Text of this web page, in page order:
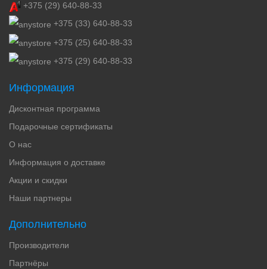
+375 (29) 640-88-33
+375 (33) 640-88-33
+375 (25) 640-88-33
+375 (29) 640-88-33
Информация
Дисконтная программа
Подарочные сертификаты
О нас
Информация о доставке
Акции и скидки
Наши партнеры
Дополнительно
Производители
Партнёры